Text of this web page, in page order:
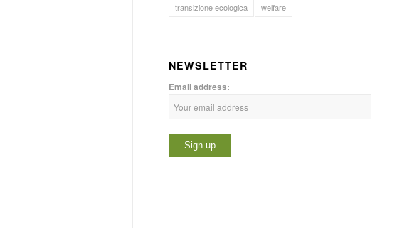
transizione ecologica
welfare
NEWSLETTER
Email address: